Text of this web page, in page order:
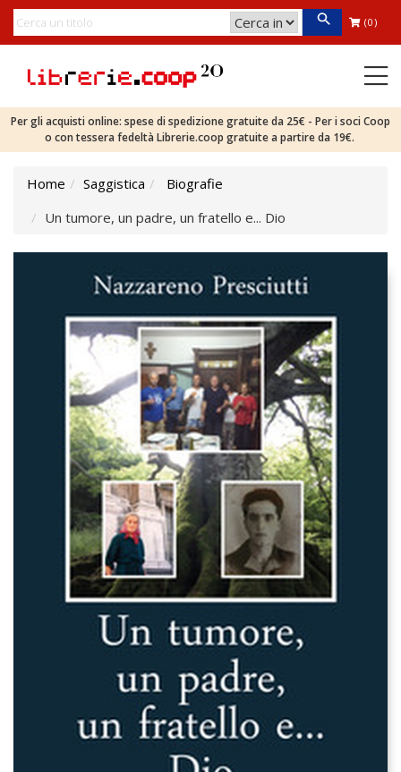
(0)
Per gli acquisti online: spese di spedizione gratuite da 25€ - Per i soci Coop
o con tessera fedeltà Librerie.coop gratuite a partire da 19€.
Home Saggistica
Biografie
Un tumore, un padre, un fratello e... Dio